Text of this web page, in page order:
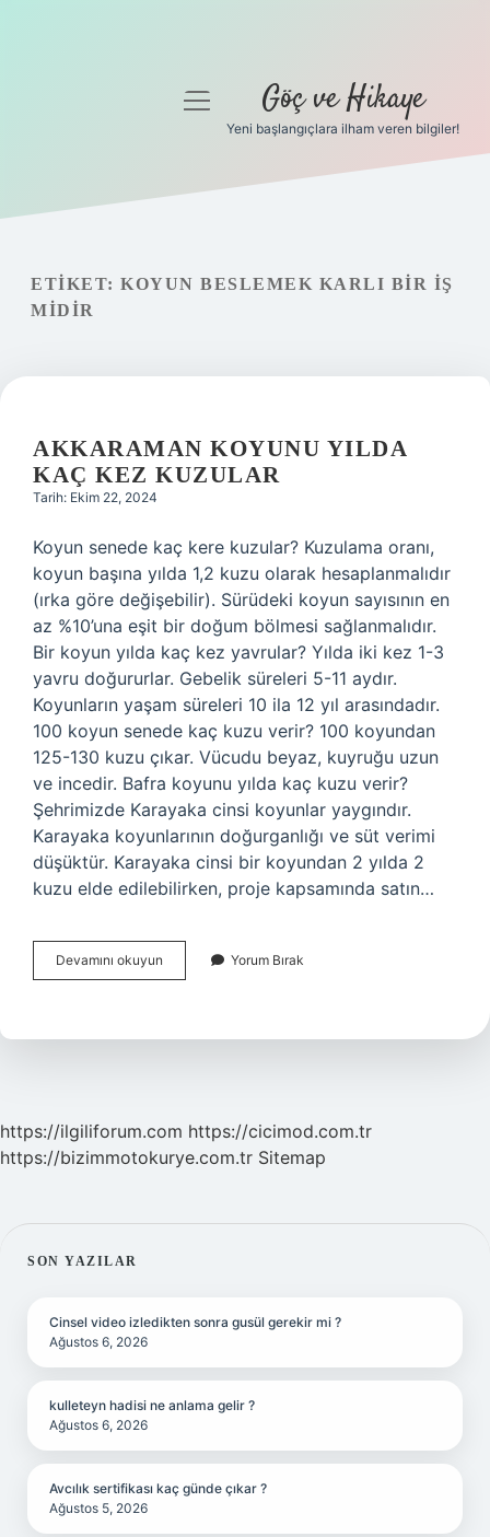
Gizlilik Politikası
Hakkımızda
menüyü
Göç ve Hikaye
Yeni başlangıçlara ilham veren bilgiler!
ETIKET: KOYUN BESLEMEK KARLI BIR IŞ
MIDIR
AKKARAMAN KOYUNU YILDA
KAÇ KEZ KUZULAR
Tarih: Ekim 22, 2024
Koyun senede kaç kere kuzular? Kuzulama oranı,
koyun başına yılda 1,2 kuzu olarak hesaplanmalıdır
(ırka göre değişebilir). Sürüdeki koyun sayısının en
az %10’una eşit bir doğum bölmesi sağlanmalıdır.
Bir koyun yılda kaç kez yavrular? Yılda iki kez 1-3
yavru doğururlar. Gebelik süreleri 5-11 aydır.
Koyunların yaşam süreleri 10 ila 12 yıl arasındadır.
100 koyun senede kaç kuzu verir? 100 koyundan
125-130 kuzu çıkar. Vücudu beyaz, kuyruğu uzun
ve incedir. Bafra koyunu yılda kaç kuzu verir?
Şehrimizde Karayaka cinsi koyunlar yaygındır.
Karayaka koyunlarının doğurganlığı ve süt verimi
düşüktür. Karayaka cinsi bir koyundan 2 yılda 2
kuzu elde edilebilirken, proje kapsamında satın…
Devamını okuyun Akkaraman
Koyunu
Kez
Yorum Bırak
https://ilgiliforum.com https://cicimod.com.tr
https://bizimmotokurye.com.tr Sitemap
SIDEBAR
SON YAZILAR
Cinsel video izledikten sonra gusül gerekir mi ?
Ağustos 6, 2026
kulleteyn hadisi ne anlama gelir ?
Ağustos 6, 2026
Avcılık sertifikası kaç günde çıkar ?
Ağustos 5, 2026